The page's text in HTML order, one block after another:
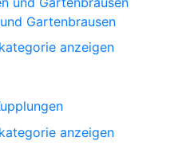
Gartenbrausen
anzeigen
anzeigen